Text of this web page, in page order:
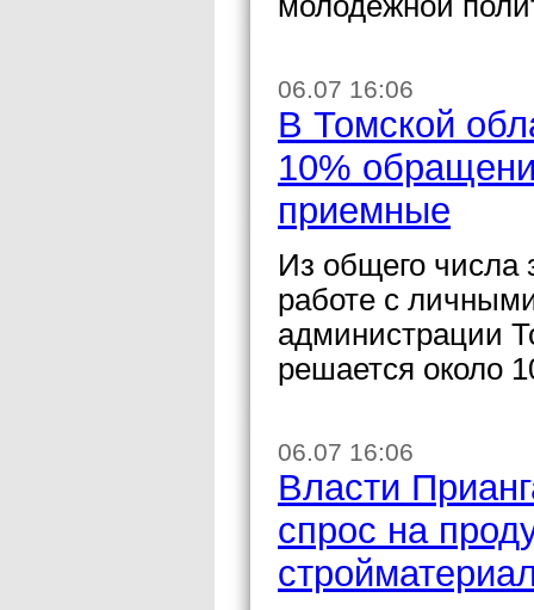
06.07 16:06
В Томской
10%
приемные
Из общего числа
работе с
администрации
решается около
06.07 16:06
Власти
спрос на